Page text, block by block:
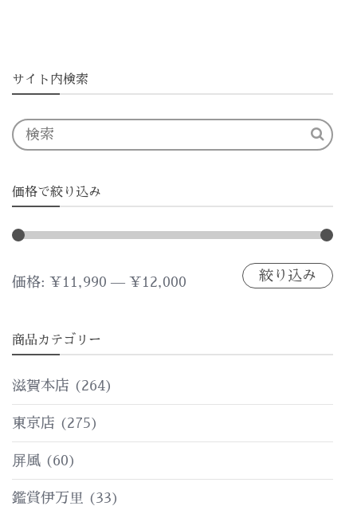
サイト内検索
価格で絞り込み
最
価
格
最
価
格
絞り込み
価格: ¥11,990 — ¥12,000
商品カテゴリー
滋賀本店 (264)
東京店 (275)
屏風 (60)
鑑賞伊万里 (33)